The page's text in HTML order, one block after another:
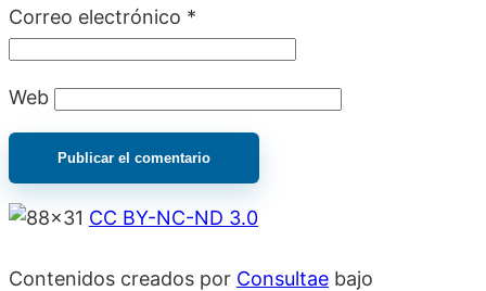
Correo electrónico *
Web
CC BY-NC-ND 3.0
Contenidos creados por Consultae bajo